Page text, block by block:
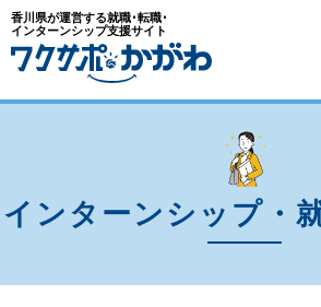
香川県が運営する就職･転職･
インターンシップ支援サイト
インターンシップ・
エリアを選ぶ
高松市
東かがわ市